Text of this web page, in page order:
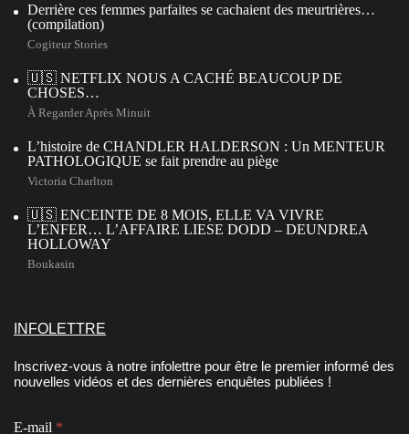
Derrière ces femmes parfaites se cachaient des meurtrières…
(compilation)
Cogiteur Stories
🇺🇸 NETFLIX NOUS A CACHÉ BEAUCOUP DE
CHOSES…
À Regarder Après Minuit
L’histoire de CHANDLER HALDERSON : Un MENTEUR
PATHOLOGIQUE se fait prendre au piège
Victoria Charlton
🇺🇸 ENCEINTE DE 8 MOIS, ELLE VA VIVRE
L’ENFER… L’AFFAIRE LIESE DODD – DEUNDREA
HOLLOWAY
Boukasin
INFOLETTRE
Inscrivez-vous à notre infolettre pour être le premier informé des
nouvelles vidéos et des dernières enquêtes publiées !
C
E-mail *